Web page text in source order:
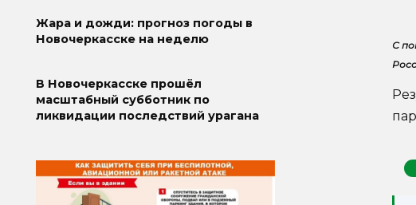
С
Жара и дожди: прогноз погоды в
Новочеркасске на неделю
В Новочеркасске прошёл
масштабный субботник по
ликвидации последствий урагана